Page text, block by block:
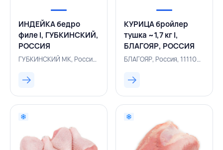
ИНДЕЙКА бедро
филе I, ГУБКИНСКИЙ,
РОССИЯ
ГУБКИНСКИЙ МК, Россия, 113200499
КУРИЦА бройлер
тушка ~1,7 кг I,
БЛАГОЯР, РОССИЯ
БЛАГОЯР, Россия, 111100720